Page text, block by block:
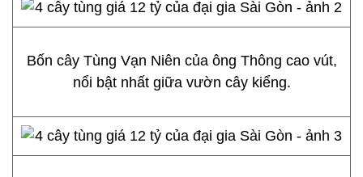
Bốn cây Tùng Vạn Niên của ông Thông cao vút,
nổi bật nhất giữa vườn cây kiểng.